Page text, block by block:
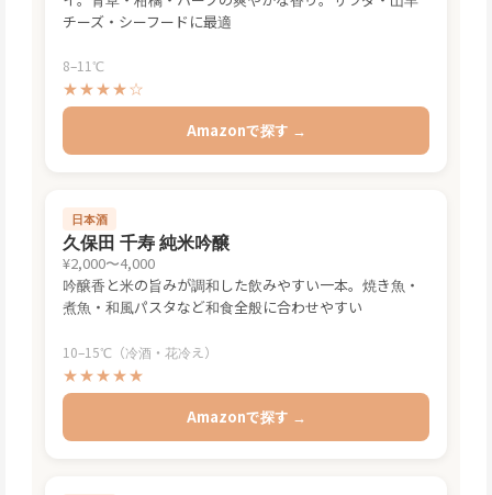
チーズ・シーフードに最適
8–11℃
★★★★☆
Amazonで探す →
日本酒
久保田 千寿 純米吟醸
¥2,000〜4,000
吟醸香と米の旨みが調和した飲みやすい一本。焼き魚・
煮魚・和風パスタなど和食全般に合わせやすい
10–15℃（冷酒・花冷え）
★★★★★
Amazonで探す →